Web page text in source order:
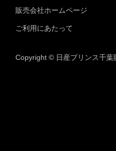
販売会社ホームページ
ご利用にあたって
Copyright © 日産プリンス千